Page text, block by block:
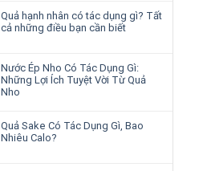
Quả hạnh nhân có tác dụng gì? Tất
cả những điều bạn cần biết
Nước Ép Nho Có Tác Dụng Gì:
Những Lợi Ích Tuyệt Vời Từ Quả
Nho
Quả Sake Có Tác Dụng Gì, Bao
Nhiêu Calo?